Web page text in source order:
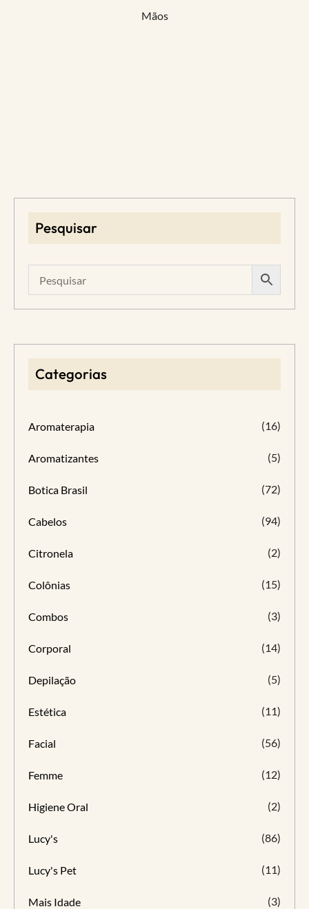
Mãos
Pesquisar
Categorias
Aromaterapia (16)
Aromatizantes (5)
Botica Brasil (72)
Cabelos (94)
Citronela (2)
Colônias (15)
Combos (3)
Corporal (14)
Depilação (5)
Estética (11)
Facial (56)
Femme (12)
Higiene Oral (2)
Lucy's (86)
Lucy's Pet (11)
Mais Idade (3)